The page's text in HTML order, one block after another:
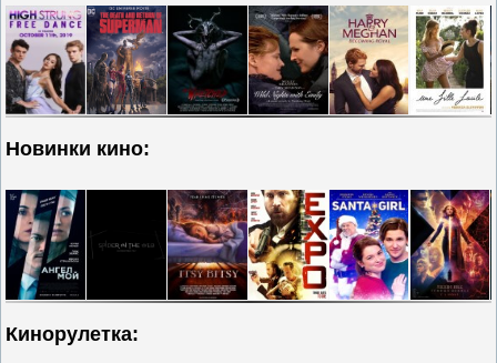
Новинки кино:
Кинорулетка: